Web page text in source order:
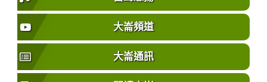
大崙頻道
大崙通訊